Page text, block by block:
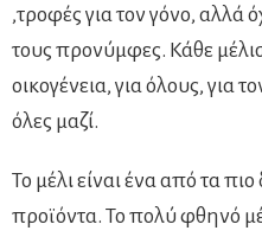
,τροφές για τον γόνο, αλλά
τους προνύμφες. Κάθε
οικογένεια, για όλους, για
όλες μαζί.
Το μέλι είναι ένα από τα
προϊόντα. Το πολύ φθηνό